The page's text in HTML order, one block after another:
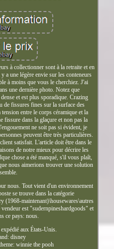
à collectionner sont à la retraite et en
a une légère envie sur les conteneurs
à moins que vous le cherchiez. J'ai
une dernière photo. Notez que
et est plus sporadique. Crazing
de fissures fines sur la surface des
entre le corps céramique et la
fissure dans la glaçure et non pas la
ne soit pas si évident, je
peuvent être très particulières.
satisfait. L'article doit être dans le
de notre mieux pour décrire les
chose a été manqué, s'il vous plaît,
nous aimerions trouver une solution
nous. Tout vient d'un environnement
se trouve dans la catégorie
(1968-maintenant)\housewares\autres
est "sudernpineshardgoods" et
ce pays: nous.
aux États-Unis.
disney
winnie the pooh